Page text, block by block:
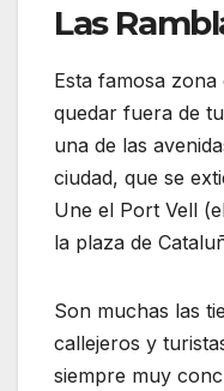
Las
Esta famosa
quedar fuera de
una de las
ciudad, que se
Une el Port Vell
la plaza de
Son muchas las
callejeros y
siempre muy